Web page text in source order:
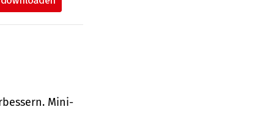
Mini-